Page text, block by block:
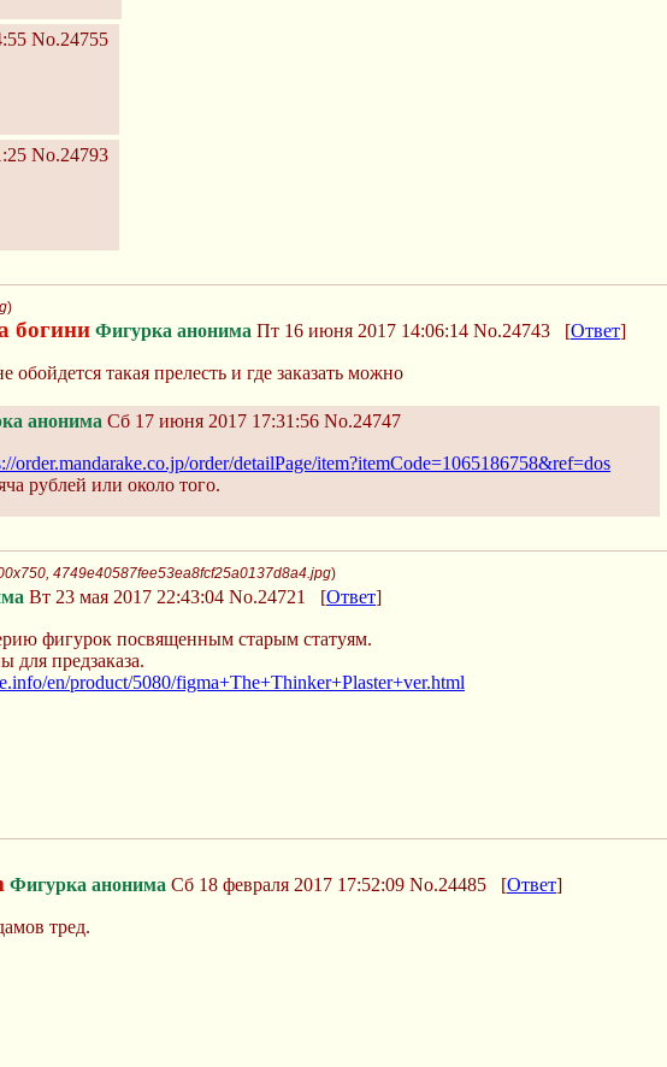
No.24755
No.24793
)
богини Фигурка анонима Пт 16 июня 2017 14:06:14 No.24743 [Ответ]
обойдется такая прелесть и где заказать можно
анонима Сб 17 июня 2017 17:31:56 No.24747
order.mandarake.co.jp/order/detailPage/item?itemCode=1065186758&ref=dos
рублей или около того.
4749e40587fee53ea8fcf25a0137d8a4.jpg)
Вт 23 мая 2017 22:43:04 No.24721 [Ответ]
фигурок посвященным старым статуям.
для предзаказа.
en/product/5080/figma+The+Thinker+Plaster+ver.html
Фигурка анонима Сб 18 февраля 2017 17:52:09 No.24485 [Ответ]
тред.